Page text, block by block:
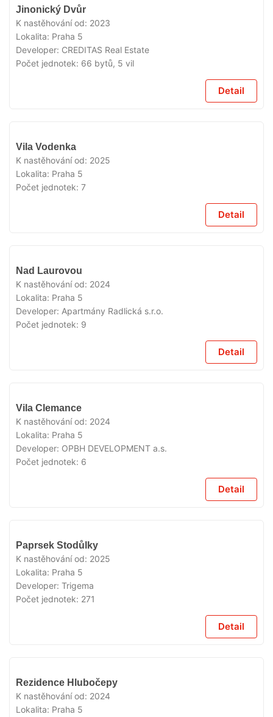
Jinonický Dvůr
K nastěhování od: 2023
Lokalita: Praha 5
Developer: CREDITAS Real Estate
Počet jednotek: 66 bytů, 5 vil
Detail
Vila Vodenka
K nastěhování od: 2025
Lokalita: Praha 5
Počet jednotek: 7
Detail
Nad Laurovou
K nastěhování od: 2024
Lokalita: Praha 5
Developer: Apartmány Radlická s.r.o.
Počet jednotek: 9
Detail
Vila Clemance
K nastěhování od: 2024
Lokalita: Praha 5
Developer: OPBH DEVELOPMENT a.s.
Počet jednotek: 6
Detail
Paprsek Stodůlky
K nastěhování od: 2025
Lokalita: Praha 5
Developer: Trigema
Počet jednotek: 271
Detail
Rezidence Hlubočepy
K nastěhování od: 2024
Lokalita: Praha 5